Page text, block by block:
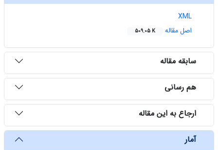
XML
اصل مقاله
509.05 K
سابقه مقاله
هم رسانی
ارجاع به این مقاله
آمار